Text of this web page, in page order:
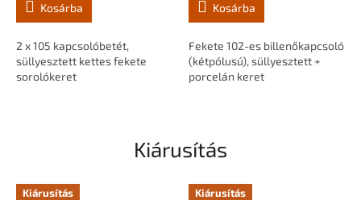
Kosárba
2 x 105 kapcsolóbetét,
süllyesztett kettes fekete
sorolókeret
Kosárba
Fekete 102-es billenőkapcsoló
(kétpólusú), süllyesztett +
porcelán keret
Kiárusítás
Kiárusítás Kiárusítás